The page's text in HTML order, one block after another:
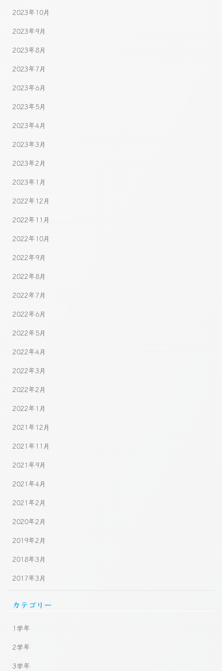
2023年10月
2023年9月
2023年8月
2023年7月
2023年6月
2023年5月
2023年4月
2023年3月
2023年2月
2023年1月
2022年12月
2022年11月
2022年10月
2022年9月
2022年8月
2022年7月
2022年6月
2022年5月
2022年4月
2022年3月
2022年2月
2022年1月
2021年12月
2021年11月
2021年9月
2021年4月
2021年2月
2020年2月
2019年2月
2018年3月
2017年3月
カテゴリー
1学年
2学年
3学年